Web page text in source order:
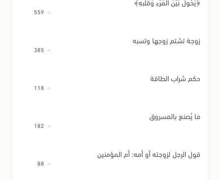
زوجة تشتم زوجها وتسبه
حكم شراب الطاقة
ما يُصنع بالمسروق
قول الرجل لزوجته أو أمه: أم المؤمنين